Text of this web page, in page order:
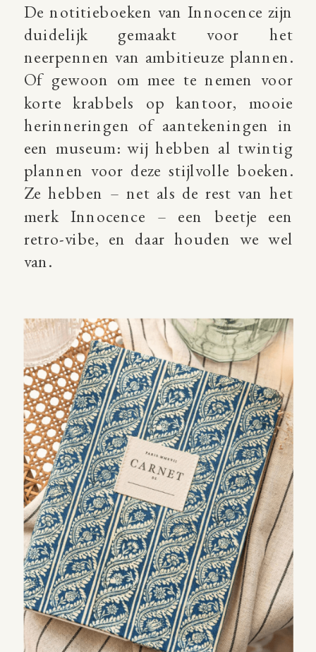
De notitieboeken van Innocence zijn
duidelijk gemaakt voor het
neerpennen van ambitieuze plannen.
Of gewoon om mee te nemen voor
korte krabbels op kantoor, mooie
herinneringen of aantekeningen in
een museum: wij hebben al twintig
plannen voor deze stijlvolle boeken.
Ze hebben – net als de rest van het
merk Innocence – een beetje een
retro-vibe, en daar houden we wel
van.